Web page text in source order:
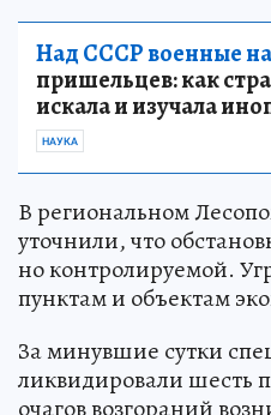
Над СССР военные
пришельцев: как
искала и изучала
НАУКА
В региональном
уточнили, что
но контролируемой.
пунктам и объектам
За минувшие сутки
ликвидировали шесть
очагов возгораний